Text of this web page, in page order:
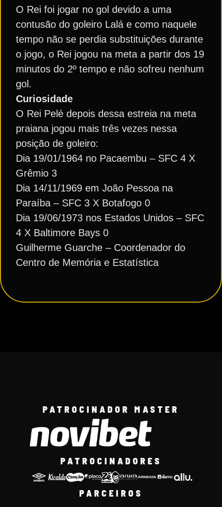
O Rei foi jogar no gol devido a uma
contusão do goleiro Lalá e como naquele
tempo não se perdia substituições durante
o jogo, o Rei jogou na meta a partir dos 19
minutos do 2º tempo e não sofreu nenhum
gol.
Curiosidade
O Rei Pelé depois dessa estreia na meta
praiana jogou mais três vezes nessa
posição de goleiro:
Dia 19/01/1964 no Pacaembu – SFC 4 X
Grêmio 3
Dia 14/11/1969 em João Pessoa na
Paraíba – SFC 3 X Botafogo 0
Dia 19/06/1973 nos Estados Unidos – SFC
4 X Baltimore Bays 0
Guilherme Guarche – Coordenador do
Centro de Memória e Estatística
PATROCINADOR MASTER
PATROCINADORES
PARCEIROS